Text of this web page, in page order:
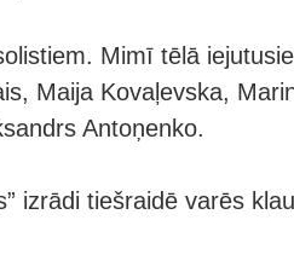
Mimī tēlā
Maija Kovaļevska,
Antoņenko.
izrādi tiešraidē varēs